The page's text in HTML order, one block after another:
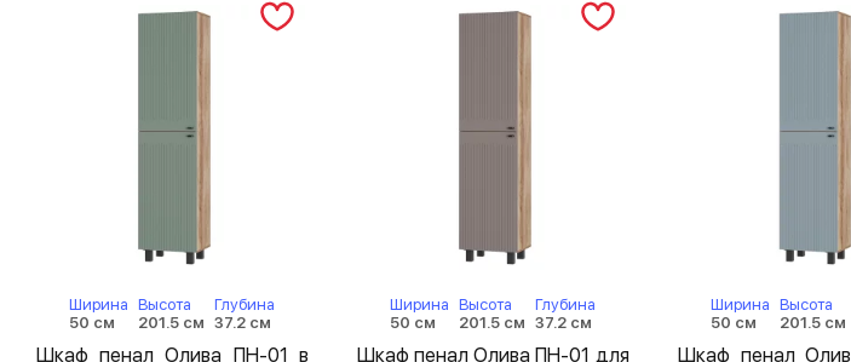
Ширина
50 см
Высота
201.5 см
Глубина
37.2 см
Шкаф пенал Олива ПН-01 в
Ширина
50 см
Высота
201.5 см
Глубина
37.2 см
Шкаф пенал Олива ПН-01 для
Ширина
50 см
Высота
201.5 см
Шкаф пенал